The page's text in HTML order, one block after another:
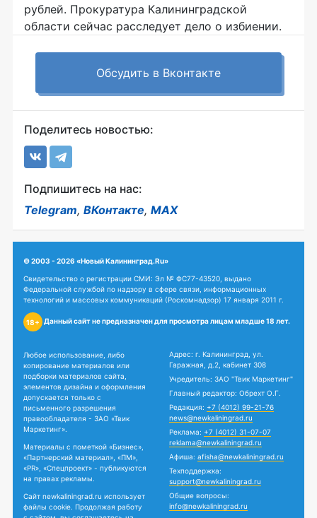
рублей. Прокуратура Калининградской
области сейчас расследует дело о избиении.
Обсудить в Вконтакте
Поделитесь новостью:
Подпишитесь на нас:
Telegram, ВКонтакте, MAX
© 2003 - 2026 «Новый Калининград.Ru»
Свидетельство о регистрации СМИ: Эл № ФС77-43520, выдано
Федеральной службой по надзору в сфере связи, информационных
технологий и массовых коммуникаций (Роскомнадзор) 17 января 2011 г.
18+ Данный сайт не предназначен для просмотра лицам младше 18 лет.
Любое использование, либо
копирование материалов или
подборки материалов сайта,
элементов дизайна и оформления
допускается только с
письменного разрешения
правообладателя - ЗАО «Твик
Маркетинг».
Материалы с пометкой «Бизнес»,
«Партнерский материал», «ПМ»,
«PR», «Спецпроект» - публикуются
на правах рекламы.
Сайт newkaliningrad.ru использует
файлы cookie. Продолжая работу
Адрес: г. Калининград, ул.
Гаражная, д.2, кабинет 308
Учредитель: ЗАО "Твик Маркетинг"
Главный редактор: Обрехт О.Г.
Редакция: +7 (4012) 99-21-76
news@newkaliningrad.ru
Реклама: +7 (4012) 31-07-07
reklama@newkaliningrad.ru
Афиша: afisha@newkaliningrad.ru
Техподдержка:
support@newkaliningrad.ru
Общие вопросы:
info@newkaliningrad.ru